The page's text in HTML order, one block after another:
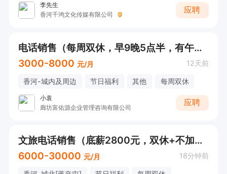
李先生
香河千鸿文化传媒有限公司
应聘
电话销售（每周双休，早9晚5点半，有午休）
3000-8000 元/月 12天前
香河-城内及周边 节日福利 其他 每周双休
小袁
廊坊富佑源企业管理咨询有限公司
应聘
文旅电话销售（底薪2800元，双休+不加班+高提成+好出单）
6000-30000 元/月 18分钟前